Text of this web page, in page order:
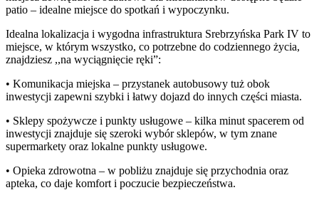
patio – idealne miejsce do spotkań i wypoczynku.
Idealna lokalizacja i wygodna infrastruktura Srebrzyńska Park IV to
miejsce, w którym wszystko, co potrzebne do codziennego życia,
znajdziesz ,,na wyciągnięcie ręki”:
• Komunikacja miejska – przystanek autobusowy tuż obok
inwestycji zapewni szybki i łatwy dojazd do innych części miasta.
• Sklepy spożywcze i punkty usługowe – kilka minut spacerem od
inwestycji znajduje się szeroki wybór sklepów, w tym znane
supermarkety oraz lokalne punkty usługowe.
• Opieka zdrowotna – w pobliżu znajduje się przychodnia oraz
apteka, co daje komfort i poczucie bezpieczeństwa.